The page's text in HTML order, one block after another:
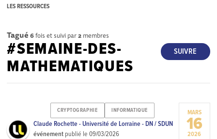
LES RESSOURCES
Tagué 6fois et suivi par2 membres
SUIVRE
#SEMAINE-DES-
MATHEMATIQUES
CRYPTOGRAPHIE INFORMATIQUE
Claude Rochette - Université de Lorraine - DN / SDUN
événement publié le09/03/2026
MARS
16
2026